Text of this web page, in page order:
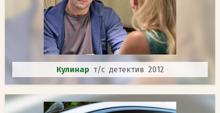
Кулинар т/с детектив 2012